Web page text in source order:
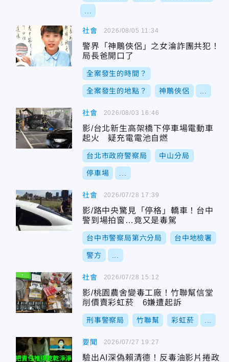
社會
警界「神鵰俠侶」之女淪詐團共犯！
局長爸開口了
全案發生的時間？
全案發生的地點？ 神鵰俠侶
2026/08/05 11:34
社會
影/台北新生高架橋下停車場電動車
起火 疑充電電池自燃
台北市政府警察局 中山分局
停車場
2026/08/03 16:46
社會
影/路中央驚見「停格」轎車！台中
警到場拍窗…竟又是毒駕
台中市警察局第六分局 台中地檢署
警方
2026/07/28 17:39
社會
影/桃園農舍變毒工廠！竹聯幫信堂
削價賣彩虹菸 6嫌遭起訴
刑事警察局 竹聯幫 彩虹菸
2026/07/28 15:12
要聞
驗出AI深偽賴清德！反毒油影片捲政
2026/07/27 19:27